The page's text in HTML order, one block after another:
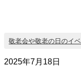
敬老会や敬老の日のイ
2025年7月18日